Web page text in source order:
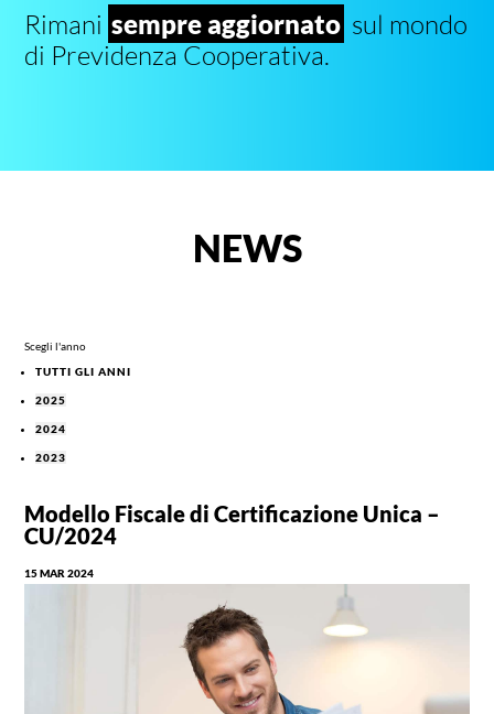
Rimani sempre aggiornato sul mondo
di Previdenza Cooperativa.
NEWS
Scegli l'anno
TUTTI GLI ANNI
2025
2024
2023
Modello Fiscale di Certificazione Unica –
CU/2024
15 MAR 2024